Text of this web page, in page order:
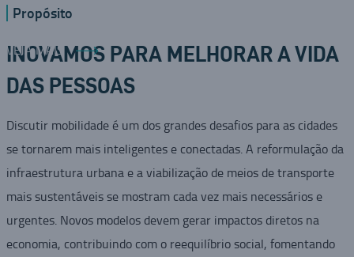
VEJA MAIS
Propósito
INOVAMOS PARA MELHORAR A VIDA
DAS PESSOAS
Discutir mobilidade é um dos grandes desafios para as cidades
se tornarem mais inteligentes e conectadas. A reformulação da
infraestrutura urbana e a viabilização de meios de transporte
mais sustentáveis se mostram cada vez mais necessários e
urgentes. Novos modelos devem gerar impactos diretos na
economia, contribuindo com o reequilíbrio social, fomentando